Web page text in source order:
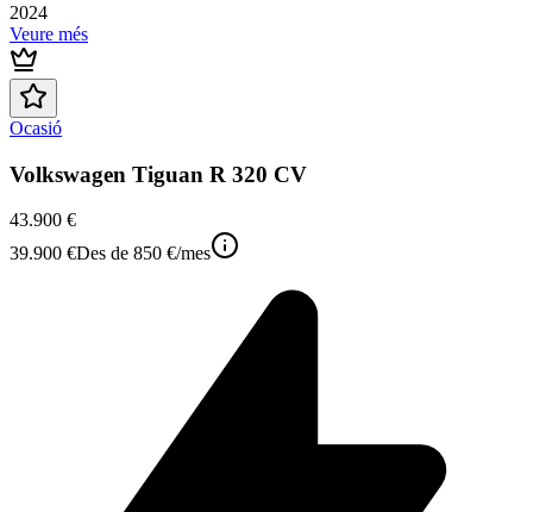
2024
Veure més
Ocasió
Volkswagen Tiguan R 320 CV
43.900 €
39.900 €Des de 850 €/mes